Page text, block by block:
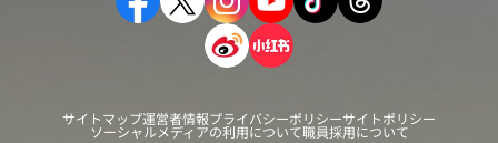
サイトマップ運営者情報プライバシーポリシーサイトポリシー
ソーシャルメディアの利用について職員採用について